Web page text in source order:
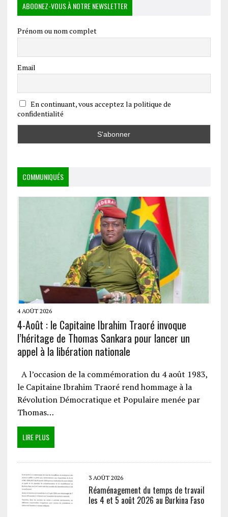
ABOONEZ-VOUS À NOTRE NEWSLETTER
Prénom ou nom complet
Email
En continuant, vous acceptez la politique de
confidentialité
COMMUNIQUÉS
4 AOÛT 2026
4-Août : le Capitaine Ibrahim Traoré invoque
l’héritage de Thomas Sankara pour lancer un
appel à la libération nationale
A l’occasion de la commémoration du 4 août 1983,
le Capitaine Ibrahim Traoré rend hommage à la
Révolution Démocratique et Populaire menée par
Thomas…
LIRE PLUS
3 AOÛT 2026
Réaménagement du temps de travail
les 4 et 5 août 2026 au Burkina Faso